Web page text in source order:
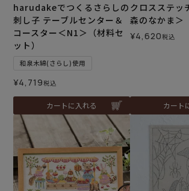
harudakeでつくるさらしの
刺し子 テーブルセンター＆
コースター＜N1＞（材料セ
ット）
和泉木綿(さらし)使用
¥4,719税込
カートに入れる
クロスステッ
森のなかま＞
¥4,620税込
カート